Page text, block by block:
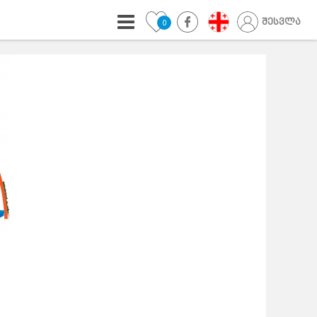
0 შესვლა